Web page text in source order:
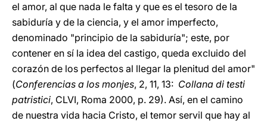
el amor, al que nada le falta y que es el tesoro de la
sabiduría y de la ciencia, y el amor imperfecto,
denominado "principio de la sabiduría"; este, por
contener en sí la idea del castigo, queda excluido del
corazón de los perfectos al llegar la plenitud del amor"
(Conferencias a los monjes, 2, 11, 13: Collana di testi
patristici, CLVI, Roma 2000, p. 29). Así, en el camino
de nuestra vida hacia Cristo, el temor servil que hay al